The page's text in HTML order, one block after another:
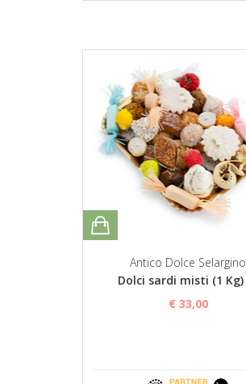
Antico Dolce Selargino
Dolci sardi misti (1 Kg)
€ 33,00